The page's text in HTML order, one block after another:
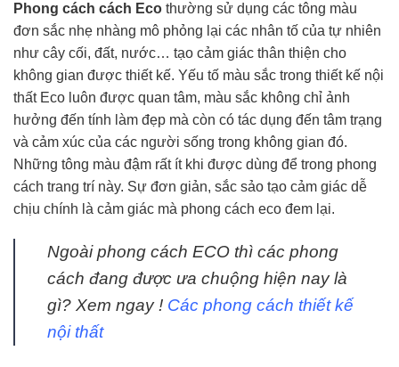
Phong cách cách Eco thường sử dụng các tông màu
đơn sắc nhẹ nhàng mô phỏng lại các nhân tố của tự nhiên
như cây cối, đất, nước… tạo cảm giác thân thiện cho
không gian được thiết kế. Yếu tố màu sắc trong thiết kế nội
thất Eco luôn được quan tâm, màu sắc không chỉ ảnh
hưởng đến tính làm đẹp mà còn có tác dụng đến tâm trạng
và cảm xúc của các người sống trong không gian đó.
Những tông màu đậm rất ít khi được dùng để trong phong
cách trang trí này. Sự đơn giản, sắc sảo tạo cảm giác dễ
chịu chính là cảm giác mà phong cách eco đem lại.
Ngoài phong cách ECO thì các phong
cách đang được ưa chuộng hiện nay là
gì? Xem ngay ! Các phong cách thiết kế
nội thất